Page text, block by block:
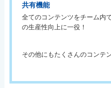
共有機能
全てのコンテンツをチーム内
の生産性向上に一役！
その他にもたくさんのコンテ